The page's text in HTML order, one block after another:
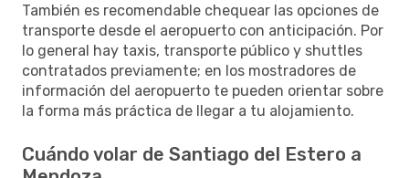
También es recomendable chequear las opciones de
transporte desde el aeropuerto con anticipación. Por
lo general hay taxis, transporte público y shuttles
contratados previamente; en los mostradores de
información del aeropuerto te pueden orientar sobre
la forma más práctica de llegar a tu alojamiento.
Cuándo volar de Santiago del Estero a